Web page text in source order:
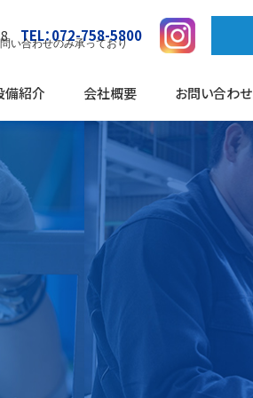
い合わせのみ承っており
8 TEL：072-758-5800
備紹介 会社概要 お問い合わせ